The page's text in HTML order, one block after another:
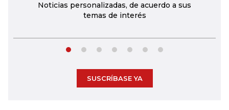
Noticias personalizadas, de acuerdo a sus
temas de interés
SUSCRÍBASE YA